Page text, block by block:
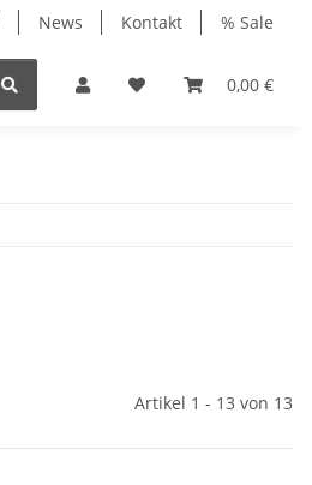
News Kontakt % Sale
0,00 €
WARTUNG | REPARATUR
Artikel 1 - 13 von 13